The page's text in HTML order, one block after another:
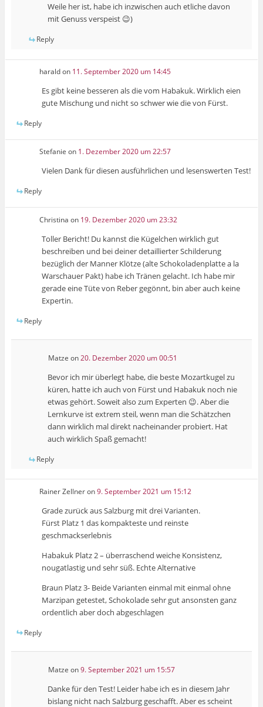
Weile her ist, habe ich inzwischen auch etliche davon
mit Genuss verspeist 😉)
Reply
haraldon 11. September 2020 um 14:45
Es gibt keine besseren als die vom Habakuk. Wirklich eien
gute Mischung und nicht so schwer wie die von Fürst.
Reply
Stefanie on 1. Dezember 2020 um 22:57
Vielen Dank für diesen ausführlichen und lesenswerten Test!
Reply
Christina on 19. Dezember 2020 um 23:32
Toller Bericht! Du kannst die Kügelchen wirklich gut
beschreiben und bei deiner detaillierter Schilderung
bezüglich der Manner Klötze (alte Schokoladenplatte a la
Warschauer Pakt) habe ich Tränen gelacht. Ich habe mir
gerade eine Tüte von Reber gegönnt, bin aber auch keine
Expertin.
Reply
Matze on20. Dezember 2020 um 00:51
Bevor ich mir überlegt habe, die beste Mozartkugel zu
küren, hatte ich auch von Fürst und Habakuk noch nie
etwas gehört. Soweit also zum Experten 😉. Aber die
Lernkurve ist extrem steil, wenn man die Schätzchen
dann wirklich mal direkt nacheinander probiert. Hat
auch wirklich Spaß gemacht!
Reply
Rainer Zellneron9. September 2021 um 15:12
Grade zurück aus Salzburg mit drei Varianten.
Fürst Platz 1 das kompakteste und reinste
geschmackserlebnis
Habakuk Platz 2 – überraschend weiche Konsistenz,
nougatlastig und sehr süß. Echte Alternative
Braun Platz 3- Beide Varianten einmal mit einmal ohne
Marzipan getestet, Schokolade sehr gut ansonsten ganz
ordentlich aber doch abgeschlagen
Reply
Matze on9. September 2021 um 15:57
Danke für den Test! Leider habe ich es in diesem Jahr
bislang nicht nach Salzburg geschafft. Aber es scheint